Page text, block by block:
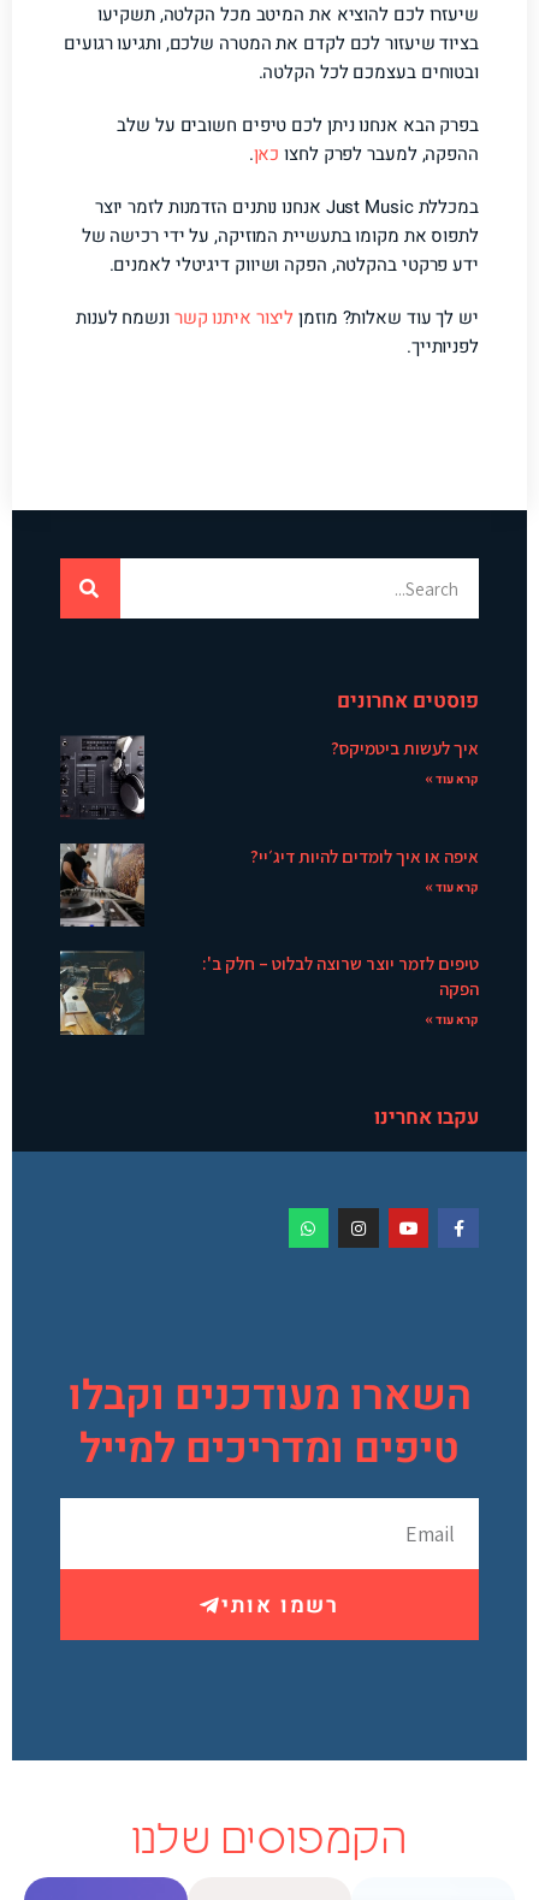
שיעזרו לכם להוציא את המיטב מכל הקלטה, תשקיעו
בציוד שיעזור לכם לקדם את המטרה שלכם, ותגיעו רגועים
ובטוחים בעצמכם לכל הקלטה.
בפרק הבא אנחנו ניתן לכם טיפים חשובים על שלב
ההפקה, למעבר לפרק לחצו כאן.
במכללת Just Music אנחנו נותנים הזדמנות לזמר יוצר
לתפוס את מקומו בתעשיית המוזיקה, על ידי רכישה של
ידע פרקטי בהקלטה, הפקה ושיווק דיגיטלי לאמנים.
יש לך עוד שאלות? מוזמן ליצור איתנו קשר ונשמח לענות
לפניותייך.
פוסטים אחרונים
איך לעשות ביטמיקס?
קרא עוד »
איפה או איך לומדים להיות דיג׳יי?
קרא עוד »
טיפים לזמר יוצר שרוצה לבלוט – חלק ב':
הפקה
קרא עוד »
עקבו אחרינו
השארו מעודכנים וקבלו
טיפים ומדריכים למייל
רשמו אותי
הקמפוסים שלנו